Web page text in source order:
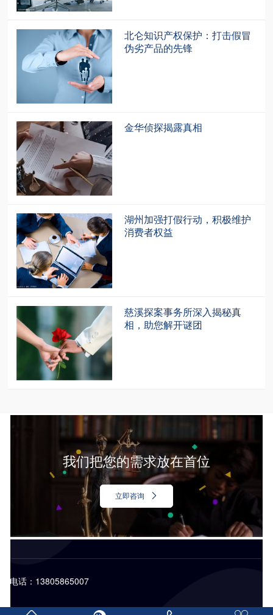
北仑知识产权保护：打击假冒
伪劣产品的先锋
金华侦探揭露真相
湖州加强打假行动，积极维护
消费者权益
慈溪探案事务所深入揭秘真
相，助您解开谜团
我们把您的需求放在首位
立即咨询
电话：13805865007